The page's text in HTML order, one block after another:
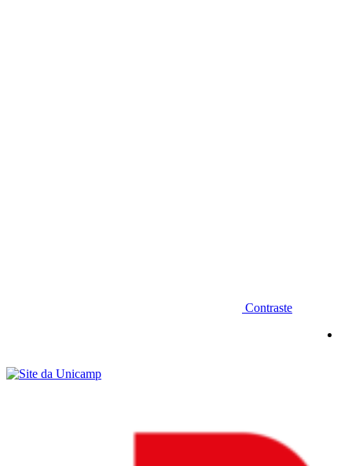
Contraste